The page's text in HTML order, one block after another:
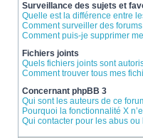
Surveillance des sujets et
Quelle est la différence entre
Comment surveiller des
Comment puis-je supprimer
Fichiers joints
Quels fichiers joints sont
Comment trouver tous mes
Concernant phpBB 3
Qui sont les auteurs de ce
Pourquoi la fonctionnalité X
Qui contacter pour les abus